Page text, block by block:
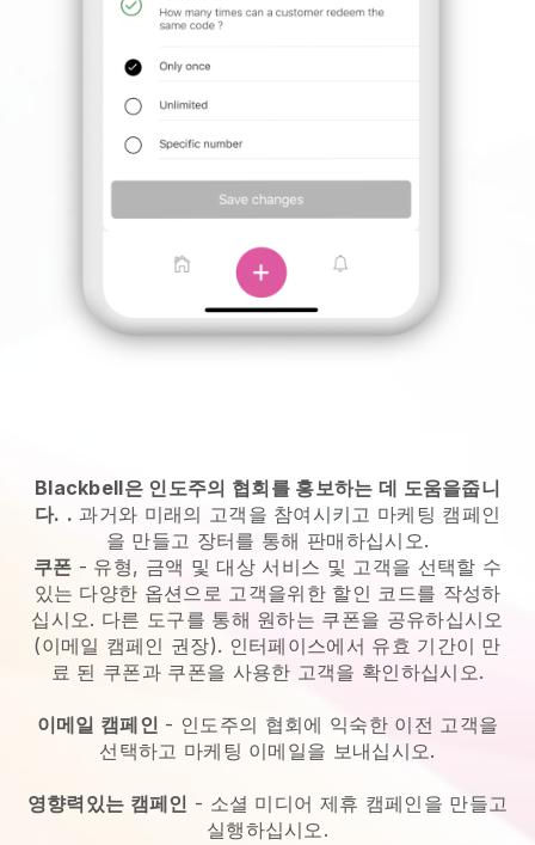
Blackbell은 인도주의 협회를 홍보하는 데 도움을줍니
다. . 과거와 미래의 고객을 참여시키고 마케팅 캠페인
을 만들고 장터를 통해 판매하십시오.
쿠폰 - 유형, 금액 및 대상 서비스 및 고객을 선택할 수
있는 다양한 옵션으로 고객을위한 할인 코드를 작성하
십시오. 다른 도구를 통해 원하는 쿠폰을 공유하십시오
(이메일 캠페인 권장). 인터페이스에서 유효 기간이 만
료 된 쿠폰과 쿠폰을 사용한 고객을 확인하십시오.
이메일 캠페인 - 인도주의 협회에 익숙한 이전 고객을
선택하고 마케팅 이메일을 보내십시오.
영향력있는 캠페인 - 소셜 미디어 제휴 캠페인을 만들고
실행하십시오.